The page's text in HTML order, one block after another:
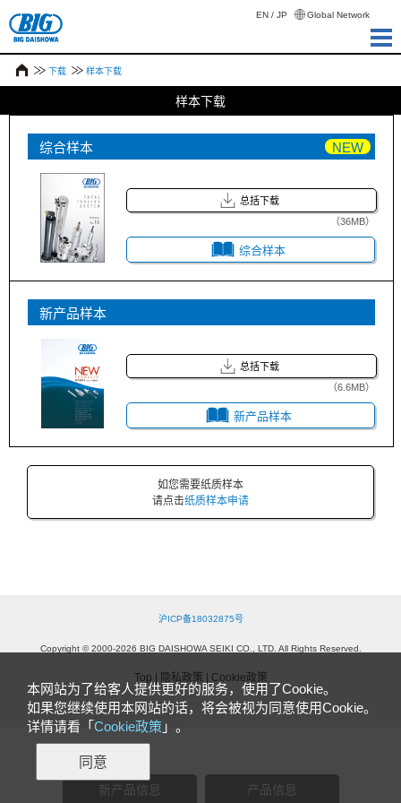
EN / JP Global Network
下载 样本下载
样本下载
综合样本 NEW
总括下载
（36MB）
综合样本
新产品样本
总括下载
（6.6MB）
新产品样本
如您需要纸质样本
请点击纸质样本申请
沪ICP备18032875号
Copyright © 2000-2026 BIG DAISHOWA SEIKI CO., LTD. All Rights Reserved.
Top 隐私政策 Cookie政策
本网站为了给客人提供更好的服务，使用了Cookie。
如果您继续使用本网站的话，将会被视为同意使用Cookie。
详情请看「 Cookie政策 」。
同意
新产品信息 产品信息